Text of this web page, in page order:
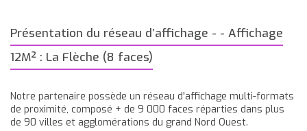
Présentation du réseau d’affichage - - Affichage
12M² : La Flèche (8 faces)
Notre partenaire possède un réseau d'affichage multi-formats
de proximité, composé + de 9 000 faces réparties dans plus
de 90 villes et agglomérations du grand Nord Ouest.